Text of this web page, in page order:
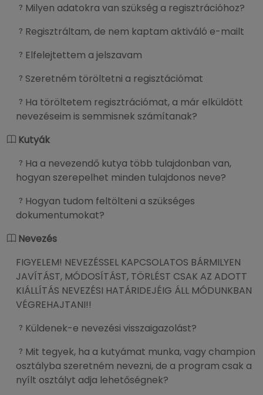
Milyen adatokra van szükség a regisztrációhoz?
Regisztráltam, de nem kaptam aktiváló e-mailt
Elfelejtettem a jelszavam
Szeretném töröltetni a regisztációmat
Ha töröltetem regisztrációmat, a már elküldött
nevezéseim is semmisnek számítanak?
Kutyák
Ha a nevezendő kutya több tulajdonban van,
hogyan szerepelhet minden tulajdonos neve?
Hogyan tudom feltölteni a szükséges
dokumentumokat?
Nevezés
FIGYELEM! NEVEZÉSSEL KAPCSOLATOS BÁRMILYEN
JAVÍTÁST, MÓDOSÍTÁST, TÖRLÉST CSAK AZ ADOTT
KIÁLLÍTÁS NEVEZÉSI HATÁRIDEJÉIG ÁLL MÓDUNKBAN
VÉGREHAJTANI!!
Küldenek-e nevezési visszaigazolást?
Mit tegyek, ha a kutyámat munka, vagy champion
osztályba szeretném nevezni, de a program csak a
nyílt osztályt adja lehetőségnek?